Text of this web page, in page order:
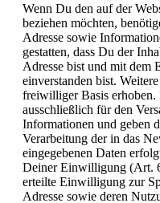
Wenn Du den auf der
beziehen möchten,
Adresse sowie
gestatten, dass Du der
Adresse bist und mit dem
einverstanden bist.
freiwilliger Basis
ausschließlich für den
Informationen und geben
Verarbeitung der in das
eingegebenen Daten
Deiner Einwilligung (Art.
erteilte Einwilligung zur
Adresse sowie deren